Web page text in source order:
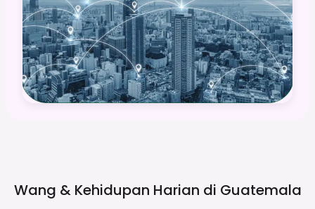
Wang & Kehidupan Harian di Guatemala